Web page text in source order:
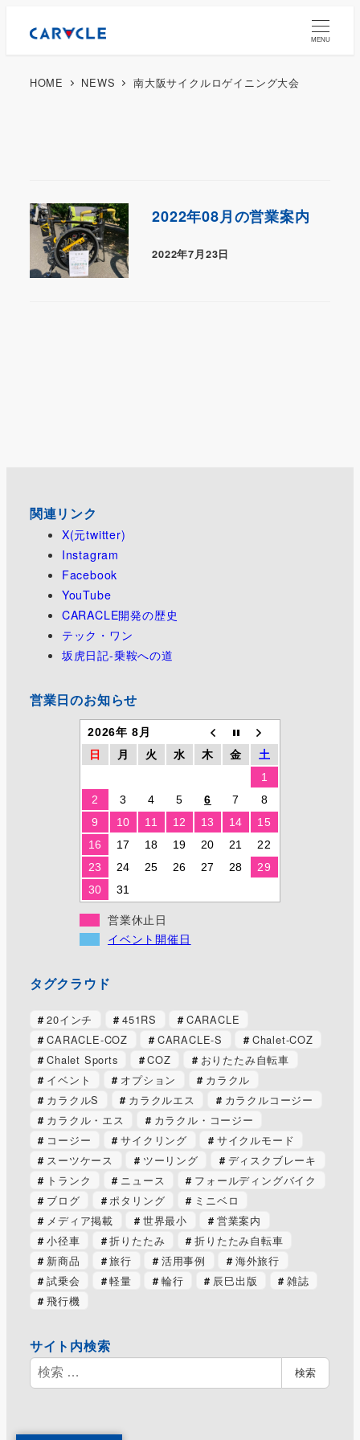
MENU
HOME NEWS 南大阪サイクルロゲイニング大会
2022年08月の営業案内
2022年7月23日
関連リンク
X(元twitter)
Instagram
Facebook
YouTube
CARACLE開発の歴史
テック・ワン
坂虎日記-乗鞍への道
営業日のお知らせ
2026年 8月
日
月 火 水 木 金
土
1
2
3 4 5 6 7
8
9
10 11 12 13 14
15
16
17 18 19 20 21
22
23
24 25 26 27 28
29
30
31
営業休止日
イベント開催日
タグクラウド
20インチ 451RS
CARACLE
CARACLE-COZ
CARACLE-S
Chalet-COZ
Chalet Sports
COZ
おりたたみ自転車
イベント
オプション
カラクル
カラクルS
カラクルエス
カラクルコージー
カラクル・エス
カラクル・コージー
コージー
サイクリング
サイクルモード
スーツケース
ツーリング
ディスクブレーキ
トランク
ニュース
フォールディングバイク
ブログ
ポタリング
ミニベロ
メディア掲載
世界最小
営業案内
小径車
折りたたみ
折りたたみ自転車
新商品
旅行 活用事例
海外旅行
試乗会
軽量 輪行 辰巳出版
雑誌
飛行機
サイト内検索
検
索
検索